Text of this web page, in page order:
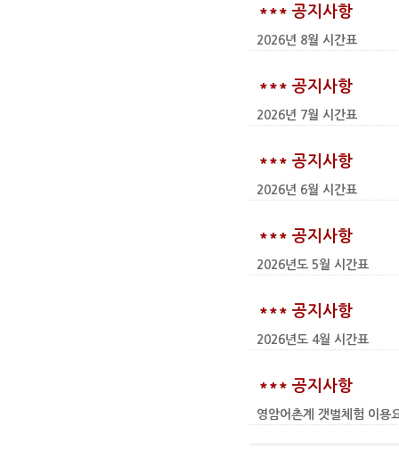
*** 공지사항
2026년 8월 시간표
*** 공지사항
2026년 7월 시간표
*** 공지사항
2026년 6월 시간표
*** 공지사항
2026년도 5월 시간표
*** 공지사항
2026년도 4월 시간표
*** 공지사항
영암어촌계 갯벌체험 이